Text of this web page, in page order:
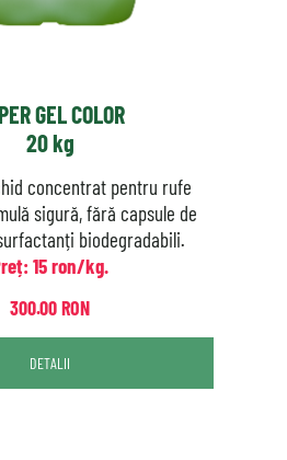
GEL COLOR
20 kg
concentrat pentru rufe
sigură, fără capsule de
biodegradabili.
15 ron/kg.
300.00 RON
DETALII